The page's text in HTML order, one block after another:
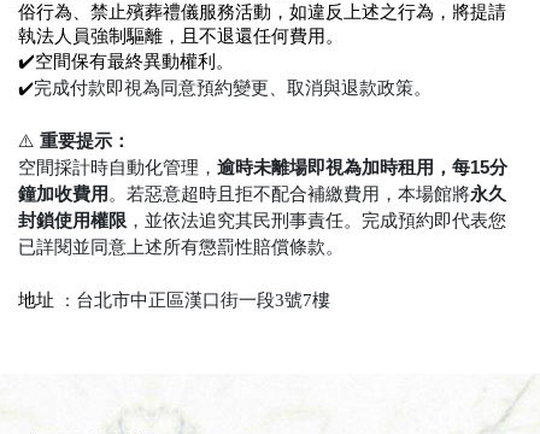
俗行為、禁止殯葬禮儀服務活動，如違反上述之行為，將提請
執法人員強制驅離，且不退還任何費用。
✔️空間保有最終異動權利。
✔️完成付款即視為同意預約變更、取消與退款政策。
⚠️ 重要提示：
空間採計時自動化管理， 逾時未離場即視為加時租用，每15分
鐘加收費用。若惡意超時且拒不配合補繳費用，本場館將永久
封鎖使用權限 ，並依法追究其民刑事責任。完成預約即代表您
已詳閱並同意上述所有懲罰性賠償條款。
地址 ： 台北市中正區漢口街一段3號7樓